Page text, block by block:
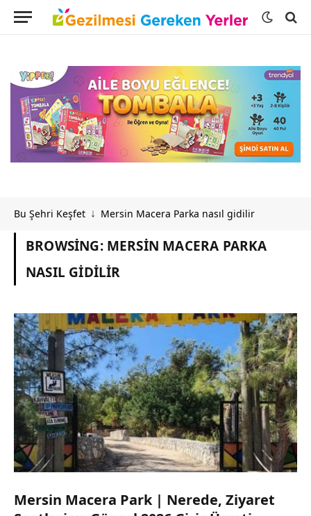
Bu Şehri Keşfet ↓ Mersin Macera Parka nasıl gidilir
BROWSING: MERSIN MACERA PARKA
NASIL GIDILIR
Mersin Macera Park | Nerede, Ziyaret